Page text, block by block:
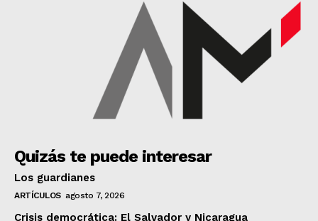
Quizás te puede interesar
Los guardianes
ARTÍCULOS agosto 7, 2026
Crisis democrática: El Salvador y Nicaragua